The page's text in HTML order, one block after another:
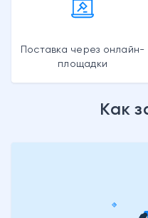
Поставка через онлайн-
площадки
Как